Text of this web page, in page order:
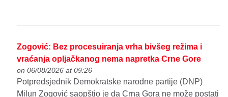
Zogović: Bez procesuiranja vrha bivšeg režima i
vraćanja opljačkanog nema napretka Crne Gore
on 06/08/2026 at 09:26
Potpredsjednik Demokratske narodne partije (DNP)
Milun Zogović saopštio je da Crna Gora ne može postati